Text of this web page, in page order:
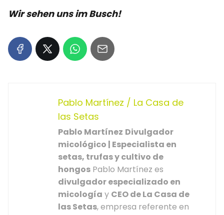
Wir sehen uns im Busch!
Pablo Martínez / La Casa de
las Setas
Pablo Martínez Divulgador
micológico | Especialista en
setas, trufas y cultivo de
hongos Pablo Martínez es
divulgador especializado en
micología y CEO de La Casa de
las Setas, empresa referente en